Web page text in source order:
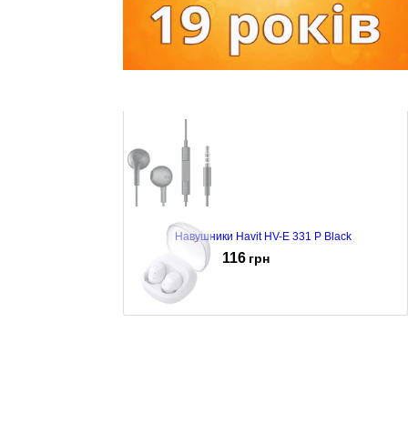
Навушники Havit HV-E 331 P Black
116 грн